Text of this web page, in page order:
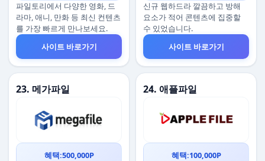
파일토리에서 다양한 영화, 드
라마, 애니, 만화 등 최신 컨텐츠
를 가장 빠르게 만나보세요.
사이트 바로가기
신규 웹하드라 깔끔하고 방해
요소가 적어 콘텐츠에 집중할
수 있었습니다.
사이트 바로가기
23. 메가파일
혜택:500,000P
24. 애플파일
혜택:100,000P